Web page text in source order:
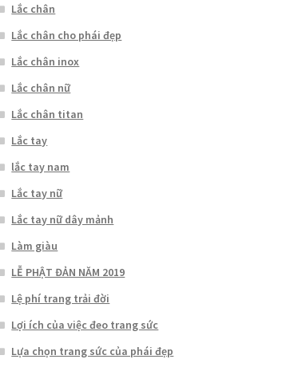
Lắc chân
Lắc chân cho phái đẹp
Lắc chân inox
Lắc chân nữ
Lắc chân titan
Lắc tay
lắc tay nam
Lắc tay nữ
Lắc tay nữ dây mảnh
Làm giàu
LỄ PHẬT ĐẢN NĂM 2019
Lệ phí trang trải đời
Lợi ích của việc đeo trang sức
Lựa chọn trang sức của phái đẹp